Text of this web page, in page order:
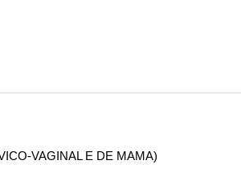
VAGINAL E DE MAMA)